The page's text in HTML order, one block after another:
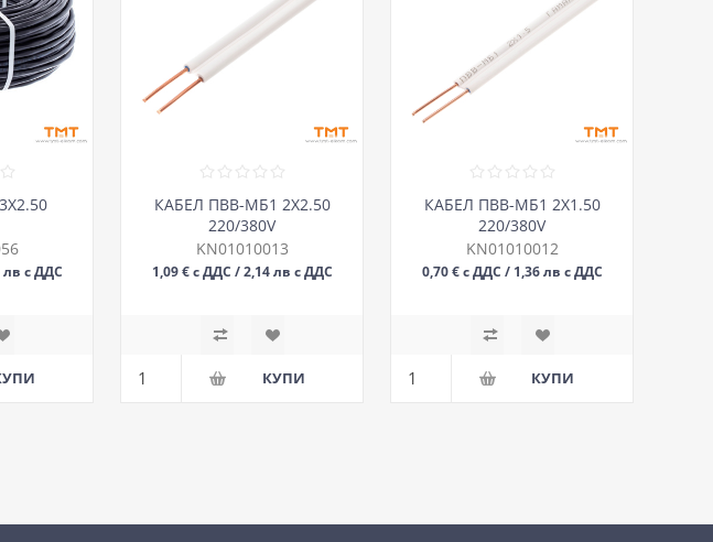
лв с ДДС
КАБЕЛ ПВВ-МБ1 2Х2.50
220/380V
KN01010013
1,09 € с ДДС / 2,14 лв с ДДС
КАБЕЛ ПВВ-МБ1 2Х1.50
220/380V
KN01010012
0,70 € с ДДС / 1,36 лв с ДДС